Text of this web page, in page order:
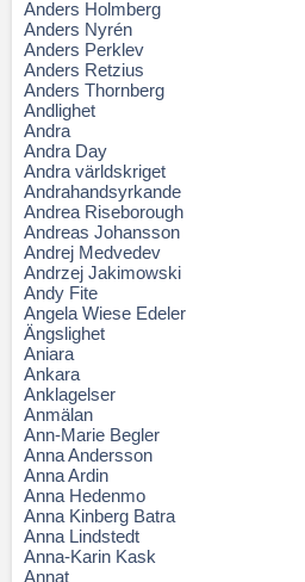
Anders Holmberg
Anders Nyrén
Anders Perklev
Anders Retzius
Anders Thornberg
Andlighet
Andra
Andra Day
Andra världskriget
Andrahandsyrkande
Andrea Riseborough
Andreas Johansson
Andrej Medvedev
Andrzej Jakimowski
Andy Fite
Angela Wiese Edeler
Ängslighet
Aniara
Ankara
Anklagelser
Anmälan
Ann-Marie Begler
Anna Andersson
Anna Ardin
Anna Hedenmo
Anna Kinberg Batra
Anna Lindstedt
Anna-Karin Kask
Annat